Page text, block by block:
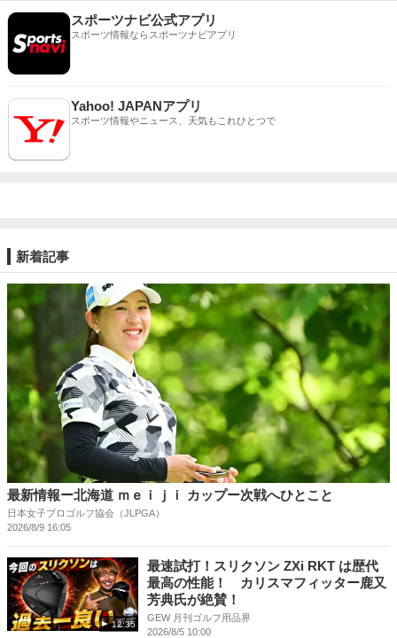
スポーツナビ公式アプリ
スポーツ情報ならスポーツナビアプリ
Yahoo! JAPANアプリ
スポーツ情報やニュース、天気もこれひとつで
新着記事
最新情報ー北海道 ｍｅｉｊｉ カップー次戦へひとこと
日本女子プロゴルフ協会（JLPGA）
2026/8/9 16:05
12:35
最速試打！スリクソン ZXi RKT は歴代
最高の性能！ カリスマフィッター鹿又
芳典氏が絶賛！
GEW 月刊ゴルフ用品界
2026/8/5 10:00